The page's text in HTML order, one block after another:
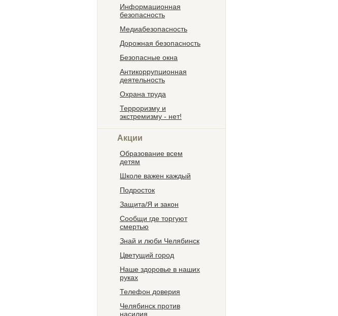
Информационная
безопасность
Медиабезопасность
Дорожная безопасность
Безопасные окна
Антикоррупционная
деятельность
Охрана труда
Терроризму и
экстремизму - нет!
Акции
Образование всем
детям
Школе важен каждый
Подросток
Защита/Я и закон
Сообщи где торгуют
смертью
Знай и люби Челябинск
Цветущий город
Наше здоровье в наших
руках
Телефон доверия
Челябинск против
насилия